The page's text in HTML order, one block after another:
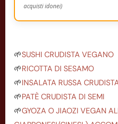
acquisti idonei)
🌱SUSHI CRUDISTA VEGANO
🌱RICOTTA DI SESAMO
🌱INSALATA RUSSA
🌱PATÈ CRUDISTA DI SEMI
🌱GYOZA O JIAOZI VEGAN